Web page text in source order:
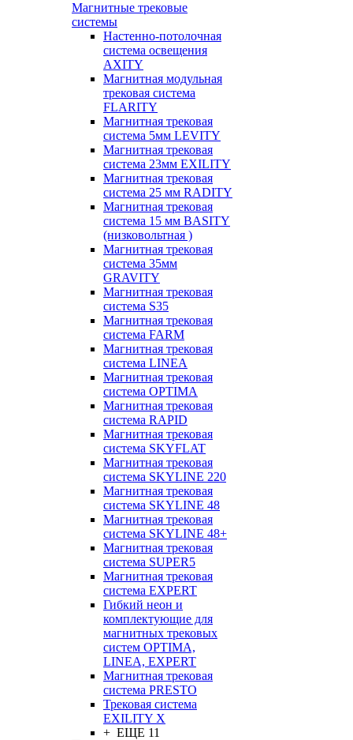
Магнитные трековые
системы
Настенно-потолочная
система освещения
AXITY
Магнитная модульная
трековая система
FLARITY
Магнитная трековая
система 5мм LEVITY
Магнитная трековая
система 23мм EXILITY
Магнитная трековая
система 25 мм RADITY
Магнитная трековая
система 15 мм BASITY
(низковольтная )
Магнитная трековая
система 35мм
GRAVITY
Магнитная трековая
система S35
Магнитная трековая
система FARM
Магнитная трековая
система LINEA
Магнитная трековая
система OPTIMA
Магнитная трековая
система RAPID
Магнитная трековая
система SKYFLAT
Магнитная трековая
система SKYLINE 220
Магнитная трековая
система SKYLINE 48
Магнитная трековая
система SKYLINE 48+
Магнитная трековая
система SUPER5
Магнитная трековая
система EXPERT
Гибкий неон и
комплектующие для
магнитных трековых
систем OPTIMA,
LINEA, EXPERT
Магнитная трековая
система PRESTO
Трековая система
EXILITY X
+ ЕЩЕ 11